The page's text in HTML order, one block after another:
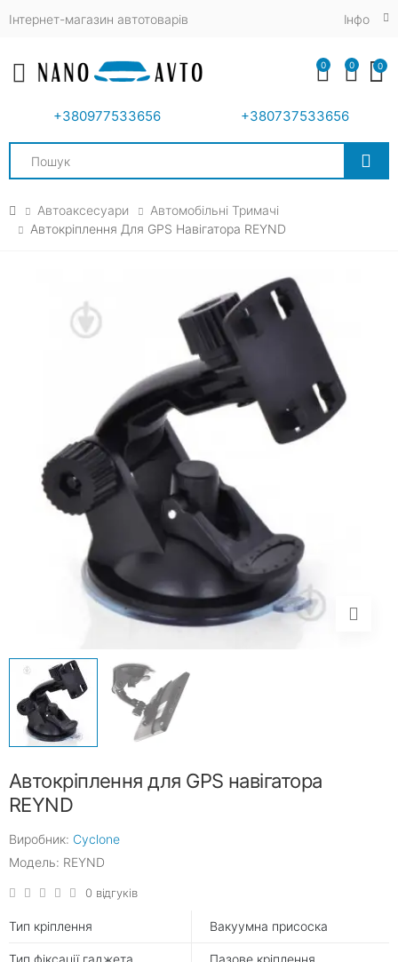
Інтернет-магазин автотоварів Iнфо
Toggle mobile menu
+380977533656 +380737533656
Search
0 0 0
Автоаксесуари
Автомобільні Тримачі
Автокріплення Для GPS Навігатора REYND
Автокріплення для GPS навігатора
REYND
Виробник: Cyclone
Модель: REYND
0 відгуків
Тип кріплення Вакуумна присоска
Тип фіксації гаджета Пазове кріплення